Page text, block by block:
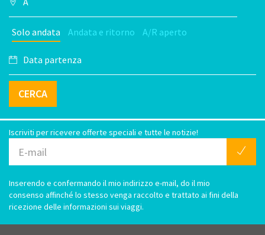
Solo andata Andata e ritorno A/R aperto
CERCA
Iscriviti per ricevere offerte speciali e tutte le notizie!
Inserendo e confermando il mio indirizzo e-mail, do il mio
consenso affinché lo stesso venga raccolto e trattato ai fini della
ricezione delle informazioni sui viaggi.